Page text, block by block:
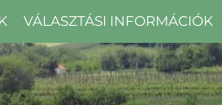
VÁLASZTÁSI INFORMÁCIÓK